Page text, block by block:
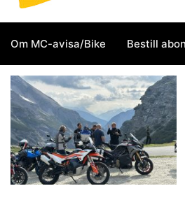
Om MC-avisa/Bike Bestill